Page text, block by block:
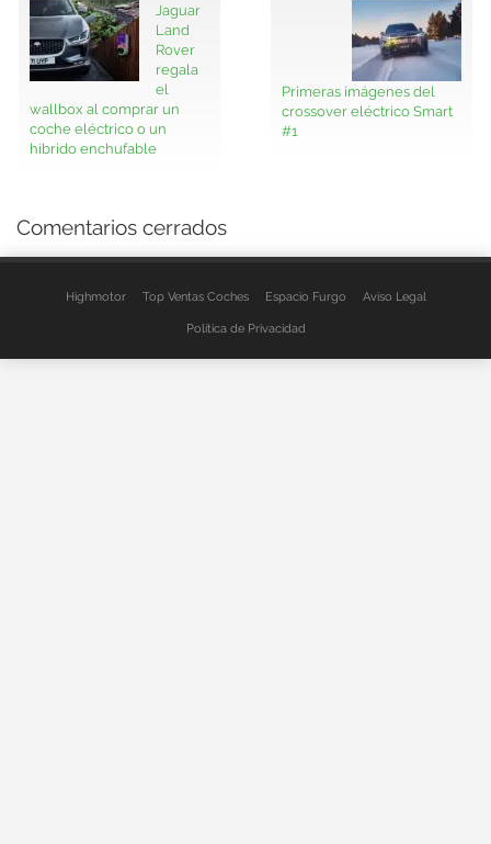
Jaguar
Land
Rover
regala
el
wallbox al comprar un
coche eléctrico o un
híbrido enchufable
Primeras imágenes del
crossover eléctrico Smart
#1
Comentarios cerrados
Highmotor Top Ventas Coches Espacio Furgo Aviso Legal
Política de Privacidad